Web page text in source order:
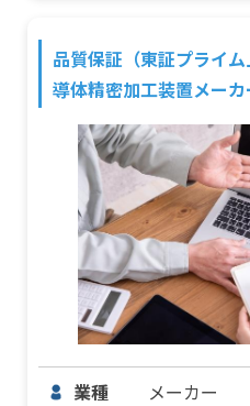
品質保証（東証プライ
導体精密加工装置メーカ
業種
メーカー